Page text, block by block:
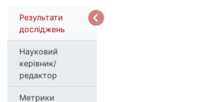
Результати
досліджень
Науковий
керівник/
редактор
Метрики